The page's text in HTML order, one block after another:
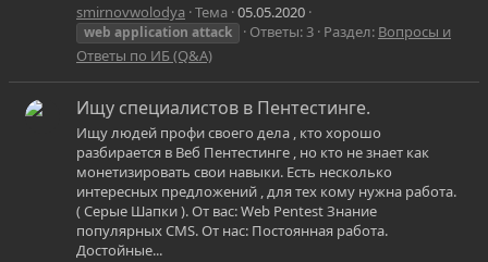
smirnovwolodya Тема 05.05.2020
web application attack Ответы: 3 Раздел: Вопросы и
Ответы по ИБ (Q&A)
Ищу специалистов в Пентестинге.
Ищу людей профи своего дела , кто хорошо
разбирается в Веб Пентестинге , но кто не знает как
монетизировать свои навыки. Есть несколько
интересных предложений , для тех кому нужна работа.
( Серые Шапки ). От вас: Web Pentest Знание
популярных CMS. От нас: Постоянная работа.
Достойные...